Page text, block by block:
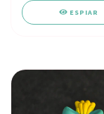
ESPIAR